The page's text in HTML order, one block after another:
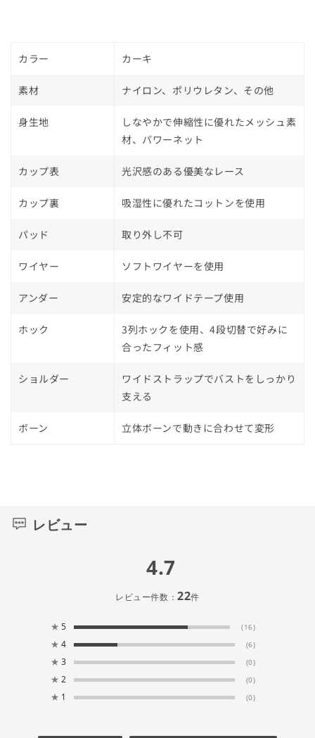
カラー カーキ
素材 ナイロン、ポリウレタン、その他
身生地
しなやかで伸縮性に優れたメッシュ素
材、パワーネット
カップ表 光沢感のある優美なレース
カップ裏 吸湿性に優れたコットンを使用
パッド 取り外し不可
ワイヤー ソフトワイヤーを使用
アンダー 安定的なワイドテープ使用
ホック
3列ホックを使用、4段切替で好みに
合ったフィット感
ショルダー
ワイドストラップでバストをしっかり
支える
ボーン 立体ボーンで動きに合わせて変形
レビュー
4.7
レビュー件数：22件
★ 5 (16)
★ 4 (6)
★ 3 (0)
★ 2 (0)
★ 1 (0)